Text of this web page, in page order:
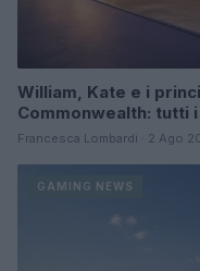
William, Kate e i
Commonwealth: tutti
Francesca Lombardi · 2 Ago
GAMING NEWS